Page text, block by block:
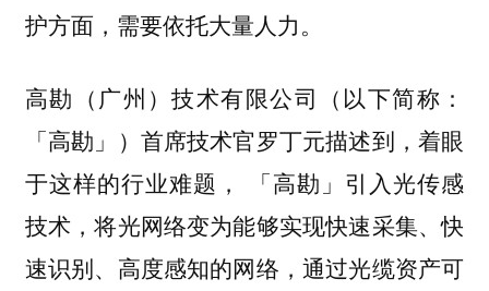
护方面，需要依托大量人力。
高勘（广州）技术有限公司（以下简称：
「高勘」）首席技术官罗丁元描述到，着眼
于这样的行业难题，
「高勘」引入光传感
技术，将光网络变为能够实现快速采集、快
速识别、高度感知的网络，通过光缆资产可